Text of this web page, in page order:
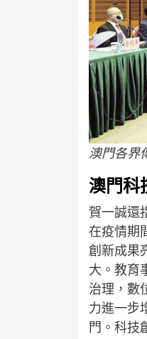
澳門各界
澳門科
賀一誠還
在疫情期
創新成果
大。教育
治理，數
力進一步
門。科技